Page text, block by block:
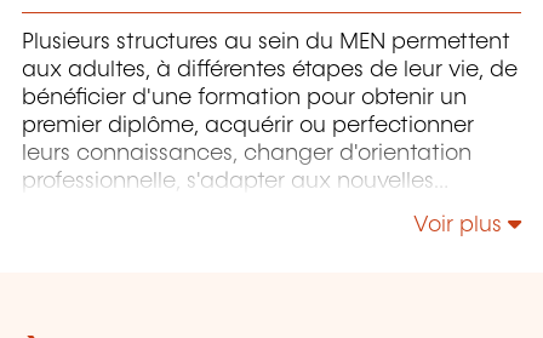
Plusieurs structures au sein du MEN permettent
aux adultes, à différentes étapes de leur vie, de
bénéficier d'une formation pour obtenir un
premier diplôme, acquérir ou perfectionner
leurs connaissances, changer d'orientation
professionnelle, s'adapter aux nouvelles
technologies, enrichir leur culture personnelle...
Voir plus